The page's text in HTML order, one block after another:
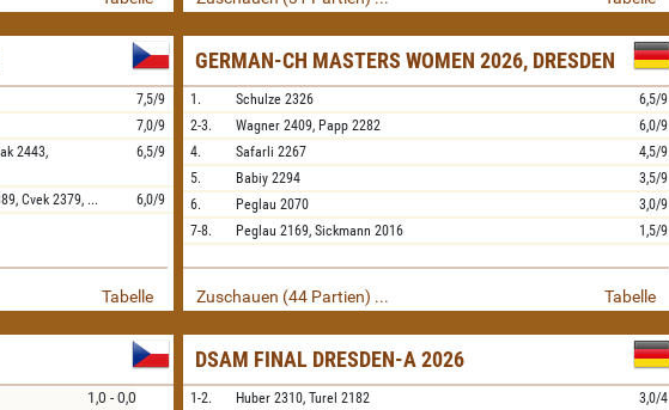
7,5/9
7,0/9
2443,
6,5/9
Cvek 2379, ... 6,0/9
Tabelle
GERMAN-CH MASTERS WOMEN 2026, DRESDEN
1. Schulze 2326
6,5/9
2-3.
Wagner 2409, Papp 2282
6,0/9
4.
Safarli 2267
4,5/9
5.
Babiy 2294
3,5/9
6.
Peglau 2070
3,0/9
7-8.
Peglau 2169, Sickmann 2016 1,5/9
Zuschauen (44 Partien) ... Tabelle
1,0 - 0,0
DSAM FINAL DRESDEN-A 2026
1-2. Huber 2310, Turel 2182 3,0/4